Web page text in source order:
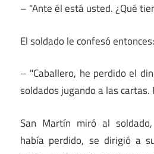
– "Ante él está usted. ¿Qué
El soldado le confesó entonces:
– "Caballero, he perdido el
soldados jugando a las cartas.
San Martín miró al
había perdido, se dirigió a